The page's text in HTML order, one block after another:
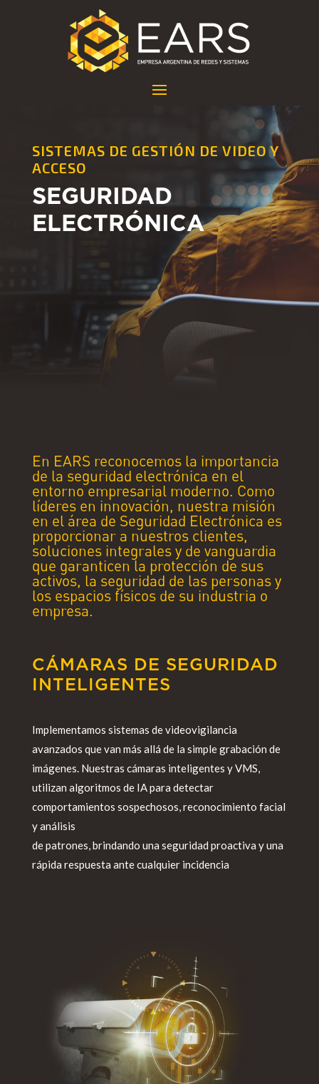
SISTEMAS DE GESTIÓN DE VIDEO Y
ACCESO
SEGURIDAD
ELECTRÓNICA
En EARS reconocemos la importancia
de la seguridad electrónica en el
entorno empresarial moderno. Como
líderes en innovación, nuestra misión
en el área de Seguridad Electrónica es
proporcionar a nuestros clientes,
soluciones integrales y de vanguardia
que garanticen la protección de sus
activos, la seguridad de las personas y
los espacios físicos de su industria o
empresa.
CÁMARAS DE SEGURIDAD
INTELIGENTES
Implementamos sistemas de videovigilancia
avanzados que van más allá de la simple grabación de
imágenes. Nuestras cámaras inteligentes y VMS,
utilizan algoritmos de IA para detectar
comportamientos sospechosos, reconocimiento facial
y análisis
de patrones, brindando una seguridad proactiva y una
rápida respuesta ante cualquier incidencia